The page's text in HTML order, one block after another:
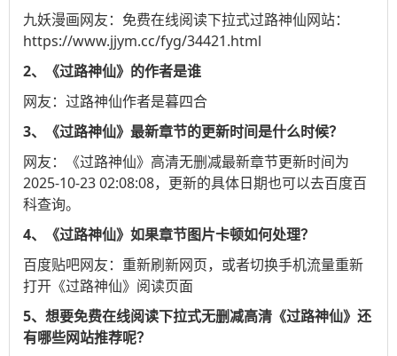
九妖漫画网友：免费在线阅读下拉式过路神仙网站：
https://www.jjym.cc/fyg/34421.html
2、《过路神仙》的作者是谁
网友：过路神仙作者是暮四合
3、《过路神仙》最新章节的更新时间是什么时候？
网友：《过路神仙》高清无删减最新章节更新时间为
2025-10-23 02:08:08，更新的具体日期也可以去百度百
科查询。
4、《过路神仙》如果章节图片卡顿如何处理？
百度贴吧网友：重新刷新网页，或者切换手机流量重新
打开《过路神仙》阅读页面
5、想要免费在线阅读下拉式无删减高清《过路神仙》还
有哪些网站推荐呢？